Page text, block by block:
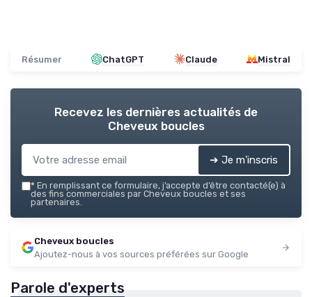
Résumer ChatGPT Claude Mistral
Recevez les dernières actualités de
Cheveux boucles
➔ Je m'inscris
* En remplissant ce formulaire, j’accepte d’être contacté(e) à
des fins commerciales par Cheveux boucles et ses
partenaires.
Cheveux boucles
Ajoutez-nous à vos sources préférées sur Google
Parole d'experts